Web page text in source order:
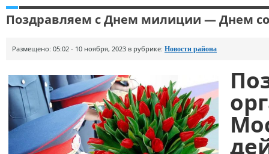
Поздравляем с Днем милиции — Днем
Размещено: 05:02 - 10 ноября, 2023 в рубрике: Новости района